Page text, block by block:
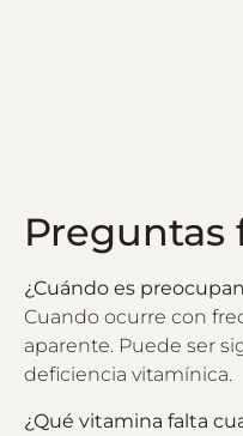
Preguntas
¿Cuándo es
Cuando ocurre con
aparente. Puede ser
deficiencia vitamínica.
¿Qué vitamina falta